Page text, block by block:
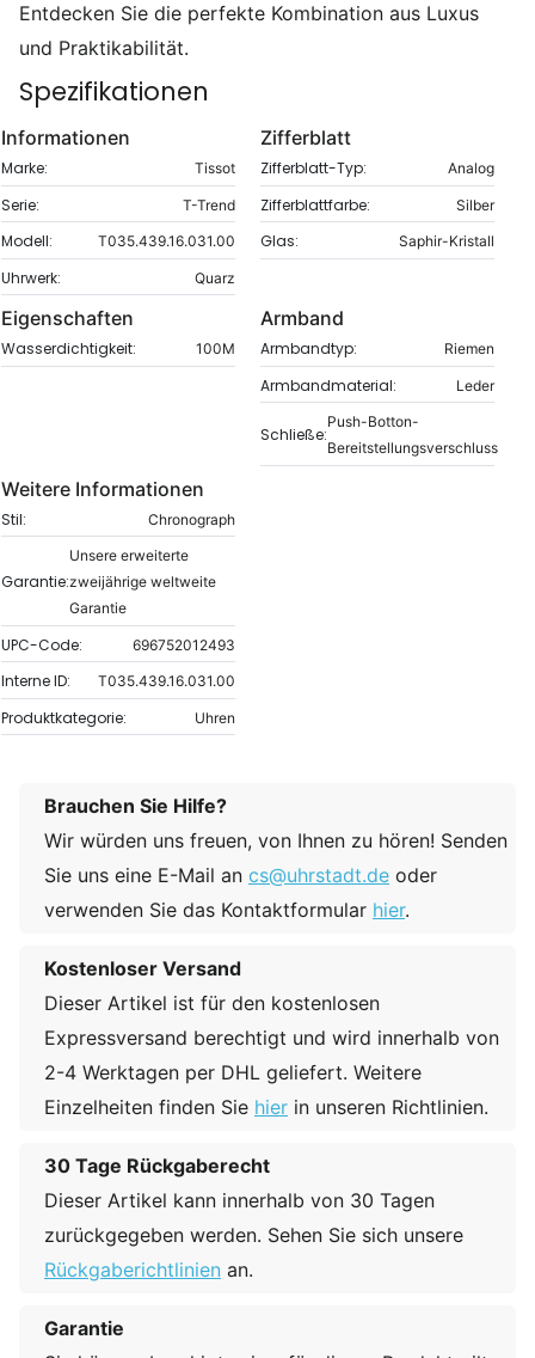
Entdecken Sie die perfekte Kombination aus Luxus
und Praktikabilität.
Spezifikationen
Informationen
Marke: Tissot
Serie: T-Trend
Modell: T035.439.16.031.00
Uhrwerk: Quarz
Zifferblatt
Zifferblatt-Typ: Analog
Zifferblattfarbe: Silber
Glas: Saphir-Kristall
Eigenschaften
Wasserdichtigkeit: 100M
Armband
Armbandtyp: Riemen
Armbandmaterial: Leder
Schließe:
Push-Botton-
Bereitstellungsverschluss
Weitere Informationen
Stil: Chronograph
Garantie:
Unsere erweiterte
zweijährige weltweite
Garantie
UPC-Code: 696752012493
Interne ID: T035.439.16.031.00
Produktkategorie: Uhren
Brauchen Sie Hilfe?
Wir würden uns freuen, von Ihnen zu hören! Senden
Sie uns eine E-Mail an cs@uhrstadt.de oder
verwenden Sie das Kontaktformular hier.
Kostenloser Versand
Dieser Artikel ist für den kostenlosen
Expressversand berechtigt und wird innerhalb von
2-4 Werktagen per DHL geliefert. Weitere
Einzelheiten finden Sie hier in unseren Richtlinien.
30 Tage Rückgaberecht
Dieser Artikel kann innerhalb von 30 Tagen
zurückgegeben werden. Sehen Sie sich unsere
Rückgaberichtlinien an.
Garantie